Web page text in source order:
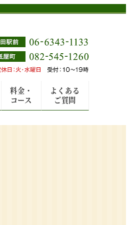
料金・
コース
よくある
ご質問